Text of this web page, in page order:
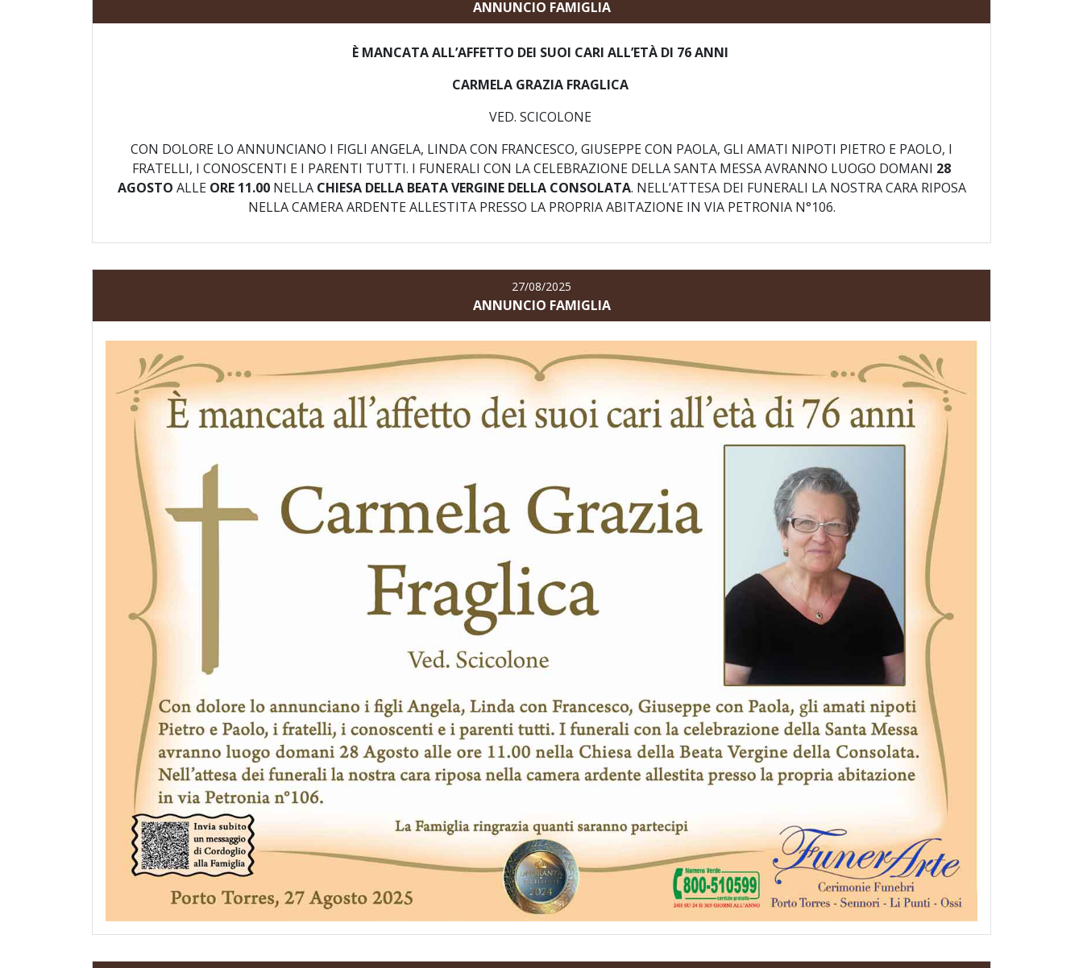
ANNUNCIO FAMIGLIA
È MANCATA ALL’AFFETTO DEI SUOI CARI ALL’ETÀ DI 76 ANNI
CARMELA GRAZIA FRAGLICA
VED. SCICOLONE
CON DOLORE LO ANNUNCIANO I FIGLI ANGELA, LINDA CON FRANCESCO, GIUSEPPE CON PAOLA, GLI AMATI NIPOTI PIETRO E PAOLO, I
FRATELLI, I CONOSCENTI E I PARENTI TUTTI. I FUNERALI CON LA CELEBRAZIONE DELLA SANTA MESSA AVRANNO LUOGO DOMANI 28
AGOSTO ALLE ORE 11.00NELLA CHIESA DELLA BEATA VERGINE DELLA CONSOLATA. NELL’ATTESA DEI FUNERALI LA NOSTRA CARA RIPOSA
NELLA CAMERA ARDENTE ALLESTITA PRESSO LA PROPRIA ABITAZIONE IN VIA PETRONIA N°106.
27/08/2025
ANNUNCIO FAMIGLIA